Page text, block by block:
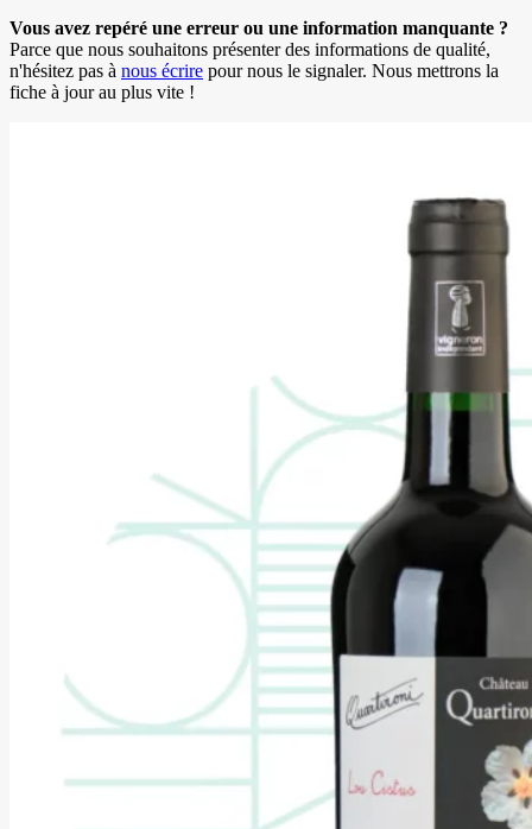
Vous avez repéré une erreur ou une information manquante ?
Parce que nous souhaitons présenter des informations de qualité,
n'hésitez pas à nous écrire pour nous le signaler. Nous mettrons la
fiche à jour au plus vite !